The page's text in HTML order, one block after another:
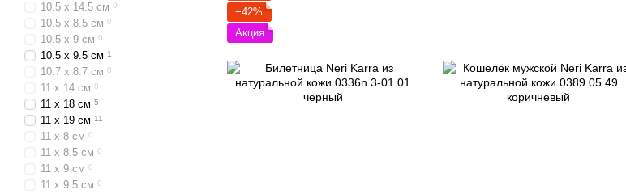
−42%
Акция
10.5 x 14.5 см 0
10.5 x 8.5 см 0
10.5 x 9 см 0
10.5 x 9.5 см 1
10.7 x 8.7 см 0
11 x 14 см 0
11 x 18 см 5
11 x 19 см 11
11 x 8 см 0
11 x 8.5 см 0
11 x 9 см 0
11 x 9.5 см 0